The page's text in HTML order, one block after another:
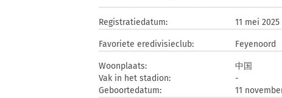
Registratiedatum: 11 mei 2025
Favoriete eredivisieclub: Feyenoord
Woonplaats:
中国
Vak in het stadion:
-
Geboortedatum:
11